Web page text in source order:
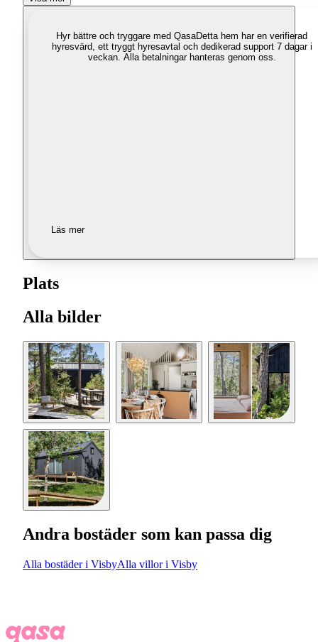
Hyr bättre och tryggare med QasaDetta hem har en verifierad
hyresvärd, ett tryggt hyresavtal och dedikerad support 7 dagar i
veckan. Alla betalningar hanteras genom oss.
Läs mer
Plats
Alla bilder
Andra bostäder som kan passa dig
Alla bostäder i VisbyAlla villor i Visby